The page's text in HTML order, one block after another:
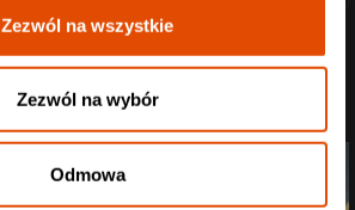
Zezwól na wszystkie
Zezwól na wybór
Odmowa